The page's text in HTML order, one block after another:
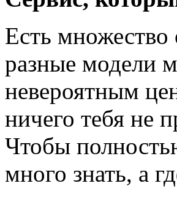
Есть множество
разные модели
невероятным
ничего тебя не
Чтобы
много знать, а